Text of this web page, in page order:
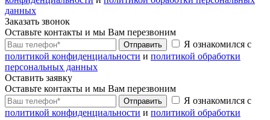
данных
Заказать звонок
Оставьте контакты и мы Вам перезвоним
Отправить
Я ознакомился с
политикой конфиденциальности и политикой обработки
персональных данных
Оставить заявку
Оставьте контакты и мы Вам перезвоним
Отправить
Я ознакомился с
политикой конфиденциальности и политикой обработки